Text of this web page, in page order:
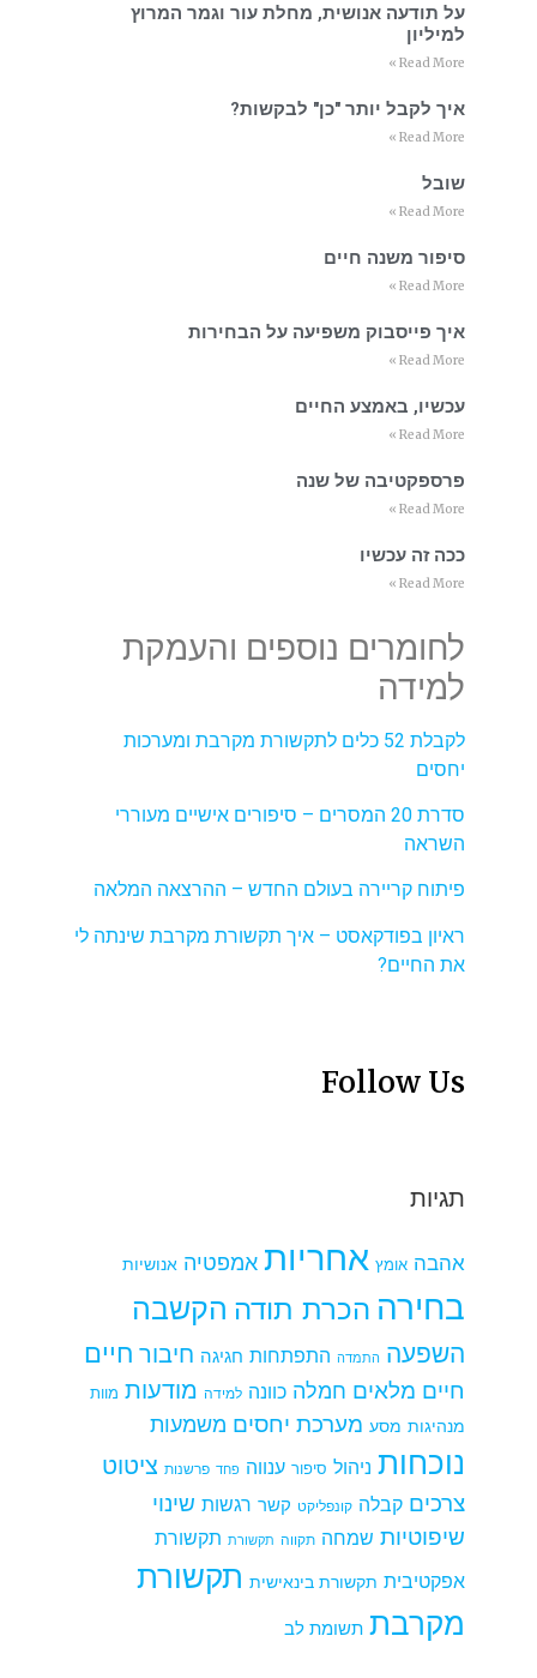
על תודעה אנושית, מחלת עור וגמר המרוץ
למיליון
Read More »
איך לקבל יותר "כן" לבקשות?
Read More »
שובל
Read More »
סיפור משנה חיים
Read More »
איך פייסבוק משפיעה על הבחירות
Read More »
עכשיו, באמצע החיים
Read More »
פרספקטיבה של שנה
Read More »
ככה זה עכשיו
Read More »
לחומרים נוספים והעמקת
למידה
לקבלת 52 כלים לתקשורת מקרבת ומערכות
יחסים
סדרת 20 המסרים – סיפורים אישיים מעוררי
השראה
פיתוח קריירה בעולם החדש – ההרצאה המלאה
ראיון בפודקאסט – איך תקשורת מקרבת שינתה לי
את החיים?
Follow Us
תגיות
אהבה אומץ אחריות אמפטיה אנושיות
בחירה הכרת תודה הקשבה
השפעה התמדה התפתחות חגיגה חיבור חיים
חיים מלאים חמלה כוונה למידה מודעות מוות
מנהיגות מסע מערכת יחסים משמעות
נוכחות ניהול סיפור ענווה פחד פרשנות ציטוט
צרכים קבלה קונפליקט קשר רגשות שינוי
שיפוטיות שמחה תקווה תקשורת תקשורת
אפקטיבית תקשורת בינאישית תקשורת
מקרבת תשומת לב